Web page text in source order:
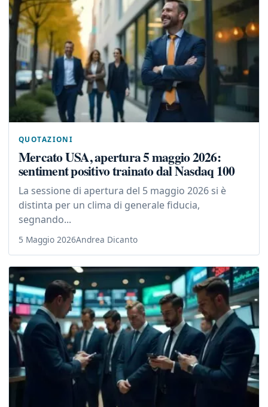
QUOTAZIONI
Mercato USA, apertura 5 maggio 2026:
sentiment positivo trainato dal Nasdaq 100
La sessione di apertura del 5 maggio 2026 si è
distinta per un clima di generale fiducia,
segnando...
5 Maggio 2026Andrea Dicanto